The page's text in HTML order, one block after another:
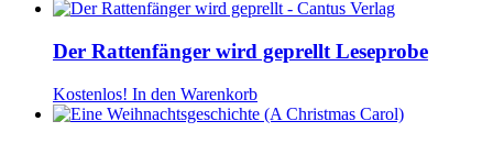
Der Rattenfänger wird geprellt Leseprobe
Kostenlos! In den Warenkorb